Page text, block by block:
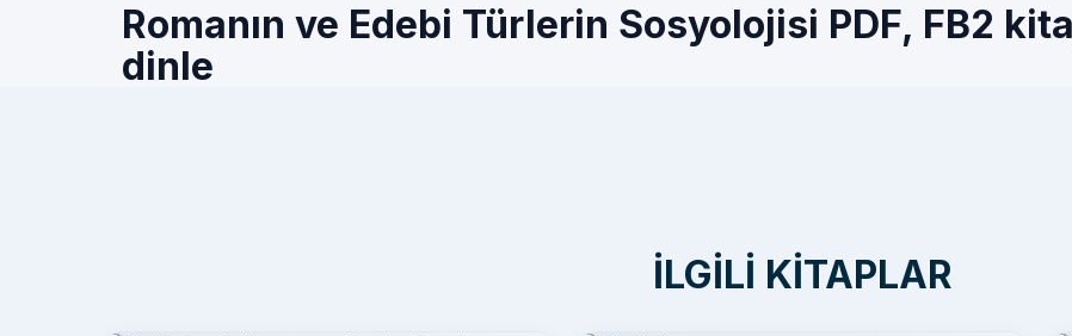
Romanın ve Edebi Türlerin Sosyolojisi PDF, FB2
dinle
İLGILI KITAPLAR